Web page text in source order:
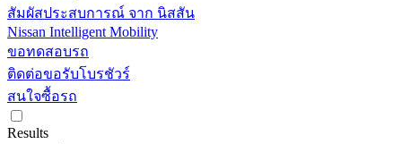
สัมผัสประสบการณ์ จาก นิสสัน
Nissan Intelligent Mobility
ขอทดสอบรถ
ติดต่อขอรับโบรชัวร์
สนใจซื้อรถ
Results